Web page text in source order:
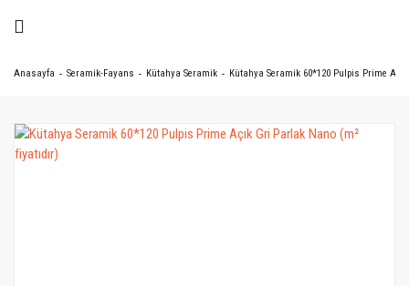
Anasayfa Seramik-Fayans Kütahya Seramik Kütahya Seramik 60*120 Pulpis Prime